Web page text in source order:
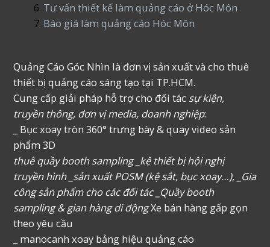
Tư vấn thiết kế làm quảng cáo ở Hóc Môn
Báo giá làm quảng cáo Hóc Môn
Quảng Cáo Góc Nhìn là đơn vị sản xuất và cho thuê
thiết bị quảng cáo sáng tạo tại TP.HCM.
Cung cấp giải pháp hỗ trợ cho đối tác sự kiện,
truyền thông, đơn vị media, doanh nghiệp:
_ Bục xoay tròn 360° trưng bày & quay video sản
phẩm 3D
thuê quầy booth sampling _kệ thiết bị hội nghị
truyền hình _sản xuất POSM (kệ sắt, bục xoay…), _Gia
công sản phẩm cho các đối tác _Quầy booth
sampling & gian hàng di độngXe bán hàng gấp gọn
theo yêu cầu
_ manocanh xoay bảng hiệu quảng cáo